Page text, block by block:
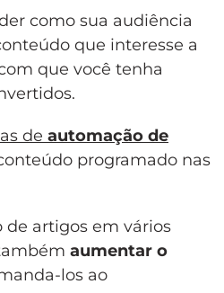
como sua audiência
que interesse a
que você tenha
de automação de
programado nas
artigos em vários
aumentar o
los ao